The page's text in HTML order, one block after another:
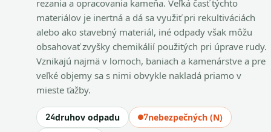
rezania a opracovania kameňa. Veľká časť týchto
materiálov je inertná a dá sa využiť pri rekultiváciách
alebo ako stavebný materiál, iné odpady však môžu
obsahovať zvyšky chemikálií použitých pri úprave rudy.
Vznikajú najmä v lomoch, baniach a kamenárstve a pre
veľké objemy sa s nimi obvykle nakladá priamo v
mieste ťažby.
24druhov odpadu 7nebezpečných (N)